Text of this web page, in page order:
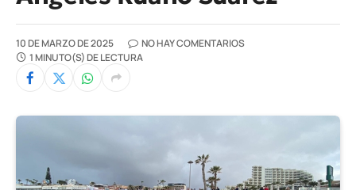
10 DE MARZO DE 2025
NO HAY COMENTARIOS
1 MINUTO(S) DE LECTURA